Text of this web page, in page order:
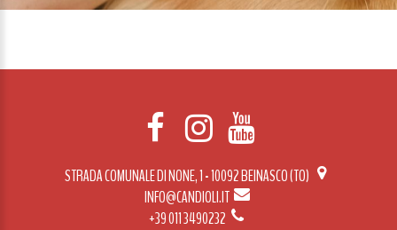
STRADA COMUNALE DI NONE, 1 - 10092 BEINASCO (TO)
INFO@CANDIOLI.IT
+39 011 3490232